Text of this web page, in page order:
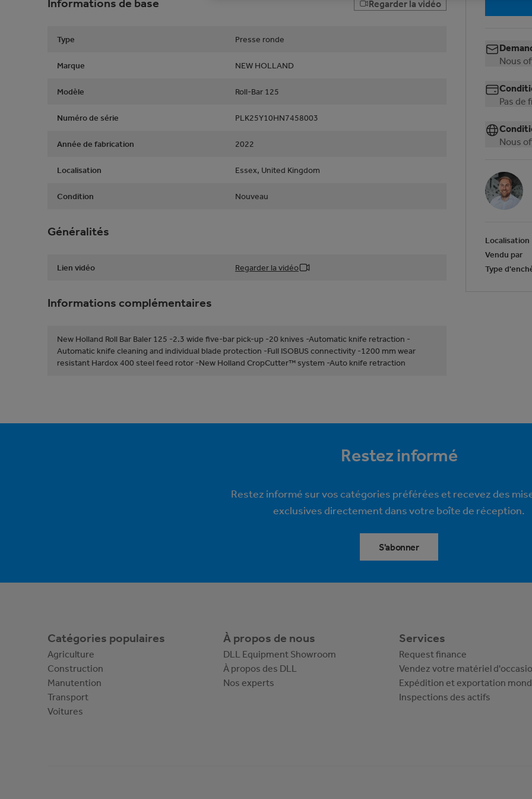
Informations de base Regarder la vidéo
Type Presse ronde
Marque NEW HOLLAND
Modèle Roll-Bar 125
Numéro de série PLK25Y10HN7458003
Année de fabrication 2022
Localisation Essex, United Kingdom
Condition Nouveau
Généralités
Lien vidéo Regarder la vidéo
Informations complémentaires
New Holland Roll Bar Baler 125 -2.3 wide five-bar pick-up -20 knives -Automatic knife retraction -
Automatic knife cleaning and individual blade protection -Full ISOBUS connectivity -1200 mm wear
resistant Hardox 400 steel feed rotor -New Holland CropCutter™ system -Auto knife retraction
Nous
Pas de
Nous
Localisation
Vendu par
Type
Restez informé
Restez informé sur vos catégories préférées et recevez des
exclusives directement dans votre boîte de réception.
S'abonner
Catégories populaires
Agriculture
Construction
Manutention
Transport
Voitures
À propos de nous
DLL Equipment Showroom
À propos des DLL
Nos experts
Services
Request finance
Vendez votre matériel
Expédition et exportation
Inspections des actifs